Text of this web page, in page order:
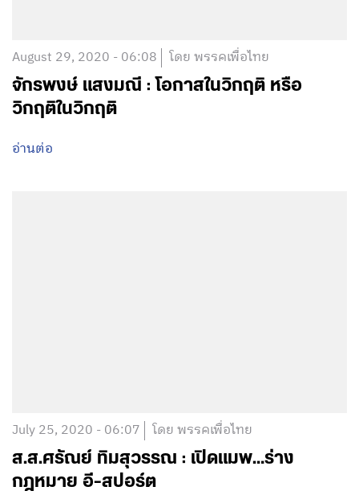
August 29, 2020 - 06:08 โดย พรรคเพื่อไทย
จักรพงษ์ แสงมณี : โอกาสในวิกฤติ หรือ
วิกฤติในวิกฤติ
อ่านต่อ
July 25, 2020 - 06:07 โดย พรรคเพื่อไทย
ส.ส.ศรัณย์ ทิมสุวรรณ : เปิดแมพ…ร่าง
กฎหมาย อี-สปอร์ต